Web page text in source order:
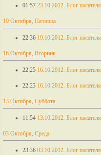
01:57 23.10.2012. Блог писателя
19 Октября, Пятница
22:36 19.10.2012. Блог писателя
16 Октября, Вторник
22:25 16.10.2012. Блог писателя
22:23 16.10.2012. Блог писателя
13 Октября, Суббота
11:54 13.10.2012. Блог писателя
03 Октября, Среда
23:36 03.10.2012. Блог писателя